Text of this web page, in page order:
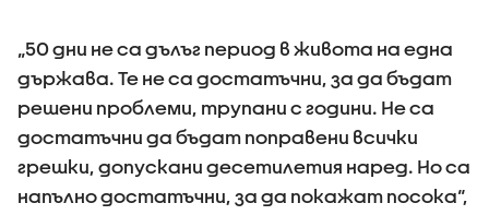
„50 дни не са дълъг период в живота на една
държава. Те не са достатъчни, за да бъдат
решени проблеми, трупани с години. Не са
достатъчни да бъдат поправени всички
грешки, допускани десетилетия наред. Но са
напълно достатъчни, за да покажат посока“,